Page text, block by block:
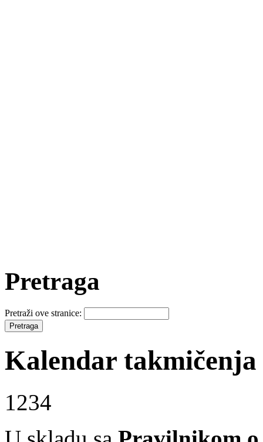
Pretraga
Pretraži ove stranice:
Kalendar takmičenja
1234